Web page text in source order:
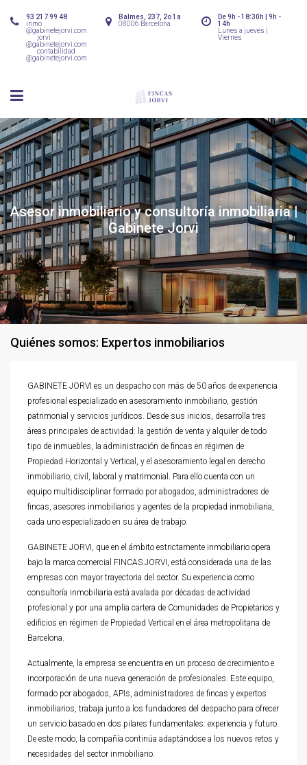
De 9h - 18:30h | 9h -
14h
Lunes a jueves |
Viernes
Balmes, 237, 2o 1a
08006 Barcelona
93 217 99 48
inmo
@gabinetejorvi.com
jorvi
@gabinetejorvi.com
contabilidad
@gabinetejorvi.com
Asesor inmobiliario y consultoría inmobiliaria |
Gabinete Jorvi
Quiénes somos: Expertos inmobiliarios
GABINETE JORVI es un despacho con más de 50 años de experiencia
profesional especializado en asesoramiento inmobiliario, gestión
patrimonial y servicios jurídicos. Desde sus inicios, desarrolla tres
áreas principales de actividad: la gestión de venta y alquiler de todo
tipo de inmuebles, la administración de fincas en régimen de
Propiedad Horizontal y Vertical, y el asesoramiento legal en derecho
inmobiliario, civil, laboral y matrimonial. Para ello cuenta con un
equipo multidisciplinar formado por abogados, administradores de
fincas, asesores inmobiliarios y agentes de la propiedad inmobiliaria,
cada uno especializado en su área de trabajo.
GABINETE JORVI, que en el ámbito estrictamente inmobiliario opera
bajo la marca comercial FINCAS JORVI, está considerada una de las
empresas con mayor trayectoria del sector. Su experiencia como
consultoría inmobiliaria está avalada por décadas de actividad
profesional y por una amplia cartera de Comunidades de Propietarios y
edificios en régimen de Propiedad Vertical en el área metropolitana de
Barcelona.
Actualmente, la empresa se encuentra en un proceso de crecimiento e
incorporación de una nueva generación de profesionales. Este equipo,
formado por abogados, APIs, administradores de fincas y expertos
inmobiliarios, trabaja junto a los fundadores del despacho para ofrecer
un servicio basado en dos pilares fundamentales: experiencia y futuro.
De este modo, la compañía continúa adaptándose a los nuevos retos y
necesidades del sector inmobiliario.